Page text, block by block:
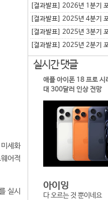
세화
어적
실시
[결과발표] 2026년 1분기
[결과발표] 2025년 4분기
[결과발표] 2025년 3분기
[결과발표] 2025년 2분기
실시간 댓글
애플 아이폰 18 프로 시
대 300달러 인상 전망
아이잉
다 오르는 것 뿐이네요